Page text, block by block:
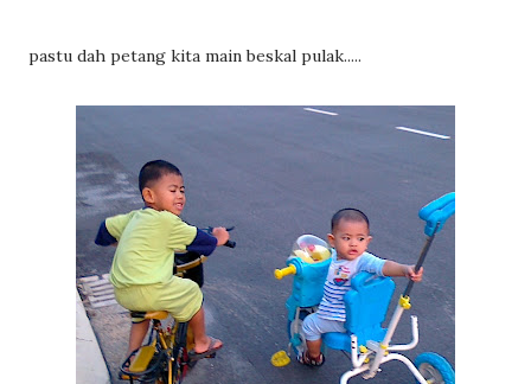
pastu dah petang kita main beskal pulak.....